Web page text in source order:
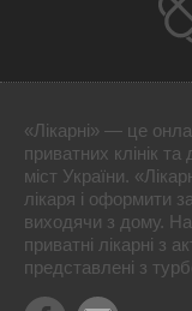
«Лікарні» — це
приватних клінік
міст України.
лікаря і оформити
виходячи з дому.
приватні лікарні з
представлені з